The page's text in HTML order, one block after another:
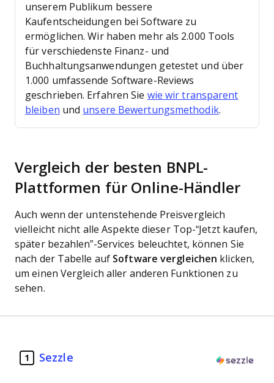
unserem Publikum bessere
Kaufentscheidungen bei Software zu
ermöglichen. Wir haben mehr als 2.000 Tools
für verschiedenste Finanz- und
Buchhaltungsanwendungen getestet und über
1.000 umfassende Software-Reviews
geschrieben. Erfahren Sie wie wir transparent
bleiben und unsere Bewertungsmethodik.
Vergleich der besten BNPL-
Plattformen für Online-Händler
Auch wenn der untenstehende Preisvergleich
vielleicht nicht alle Aspekte dieser Top-“Jetzt kaufen,
später bezahlen”-Services beleuchtet, können Sie
nach der Tabelle auf Software vergleichen klicken,
um einen Vergleich aller anderen Funktionen zu
sehen.
1 Sezzle